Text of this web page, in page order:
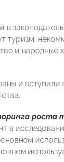
туризм,
и народные
и вступили
роста
в